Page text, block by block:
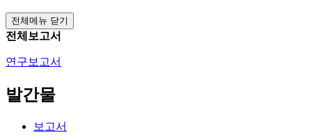
전체메뉴 닫기
전체보고서
연구보고서
발간물
보고서